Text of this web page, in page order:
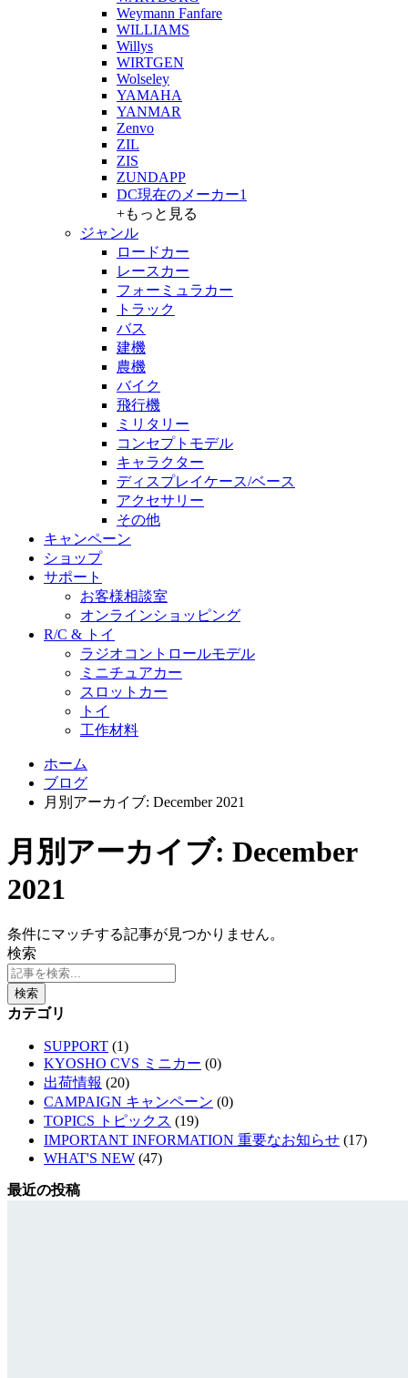
Weymann Fanfare
WILLIAMS
Willys
WIRTGEN
Wolseley
YAMAHA
YANMAR
Zenvo
ZIL
ZIS
ZUNDAPP
DC現在のメーカー1
+もっと見る
ジャンル
ロードカー
レースカー
フォーミュラカー
トラック
バス
建機
農機
バイク
飛行機
ミリタリー
コンセプトモデル
キャラクター
ディスプレイケース/ベース
アクセサリー
その他
キャンペーン
ショップ
サポート
お客様相談室
オンラインショッピング
R/C & トイ
ラジオコントロールモデル
ミニチュアカー
スロットカー
トイ
工作材料
ホーム
ブログ
月別アーカイブ: December 2021
月別アーカイブ: December
2021
条件にマッチする記事が見つかりません。
検索
検索
カテゴリ
SUPPORT (1)
KYOSHO CVS ミニカー (0)
出荷情報 (20)
CAMPAIGN キャンペーン (0)
TOPICS トピックス (19)
IMPORTANT INFORMATION 重要なお知らせ (17)
WHAT'S NEW (47)
最近の投稿